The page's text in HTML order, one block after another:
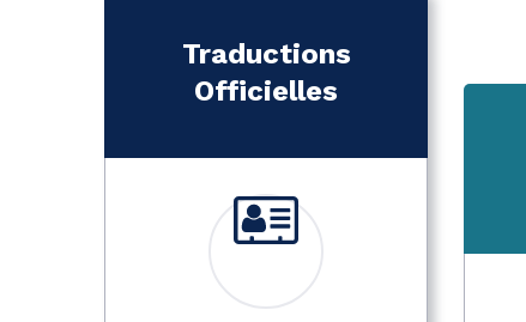
Traductions
Officielles